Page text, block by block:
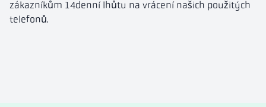
zákazníkům 14denní lhůtu na vrácení našich použitých
telefonů.